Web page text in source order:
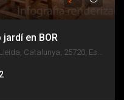
en BOR
Bor, Bellver de Cerdanya, Cerdanya, Lleida, Catalunya, 25720, España